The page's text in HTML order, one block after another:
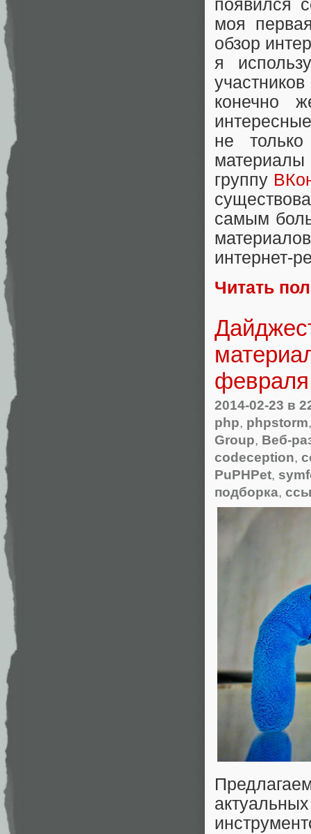
появился
моя
обзор
я
конечно
не
группу
самым
интернет-
Читать
2014-02-23 в
php, phpstorm
Group, Веб-
codeception,
PuPHPet,
подборка,